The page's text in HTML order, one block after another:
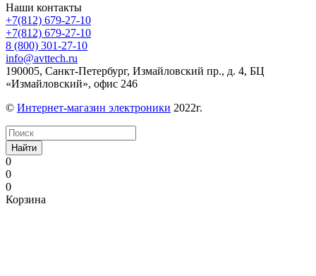
Наши контакты
+7(812) 679-27-10
+7(812) 679-27-10
8 (800) 301-27-10
info@avttech.ru
190005, Санкт-Петербург, Измайловский пр., д. 4, БЦ
«Измайловский», офис 246
© Интернет-магазин электроники 2022г.
Найти
0
0
0
Корзина